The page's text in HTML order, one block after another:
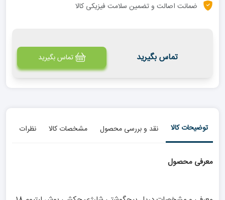
ضمانت اصالت و تضمین سلامت فیزیکی کالا
تماس بگیرید تماس بگیرید
توضیحات کالا نقد و بررسی محصول مشخصات کالا نظرات
معرفی محصول